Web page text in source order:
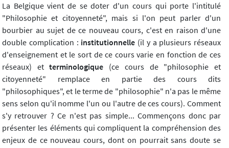
La Belgique vient de se doter d'un cours qui porte l'intitulé
"Philosophie et citoyenneté", mais si l'on peut parler d'un
bourbier au sujet de ce nouveau cours, c'est en raison d'une
double complication : institutionnelle (il y a plusieurs réseaux
d'enseignement et le sort de ce cours varie en fonction de ces
réseaux) etterminologique (ce cours de "philosophie et
citoyenneté" remplace en partie des cours dits
"philosophiques", et le terme de "philosophie" n'a pas le même
sens selon qu'il nomme l'un ou l'autre de ces cours). Comment
s'y retrouver ? Ce n'est pas simple... Commençons donc par
présenter les éléments qui compliquent la compréhension des
enjeux de ce nouveau cours, dont on pourrait sans doute se